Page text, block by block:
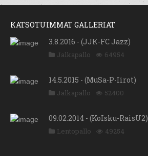
KATSOTUIMMAT GALLERIAT
3.8.2016 - (JJK-FC Jazz)
Jalkapallo 64954
14.5.2015 - (MuSa-P-Iirot)
Jalkapallo 52400
09.02.2014 - (KoIsku-RaisU2)
Lentopallo 49254